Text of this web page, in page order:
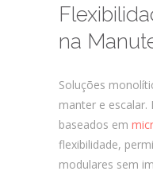
na
Soluções
manter e escalar.
baseados em
flexibilidade,
modulares sem